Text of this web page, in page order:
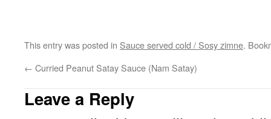
This entry was posted in Sauce served cold / Sosy zimne.
← Curried Peanut Satay Sauce (Nam Satay)
Leave a Reply